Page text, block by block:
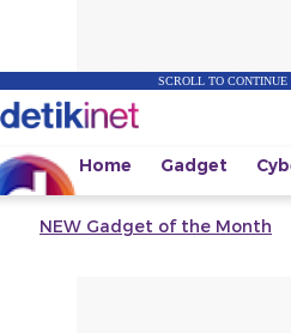
SCROLL TO CONTINUE
Home Gadget
NEW Gadget of the Month